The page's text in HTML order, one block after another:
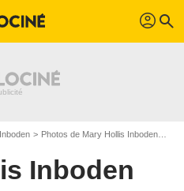
profil search
Photos de Mary Hollis Inboden
Inboden